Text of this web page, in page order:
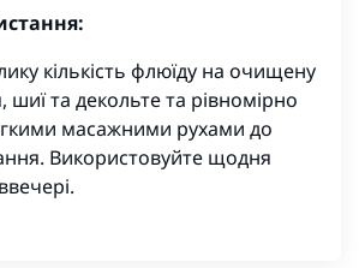
кількість флюїду на очищену
шиї та декольте та рівномірно
масажними рухами до
Використовуйте щодня